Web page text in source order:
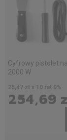
Cyfrowy pistolet
2000 W
254,69
25,47 zł x 10 rat 0%